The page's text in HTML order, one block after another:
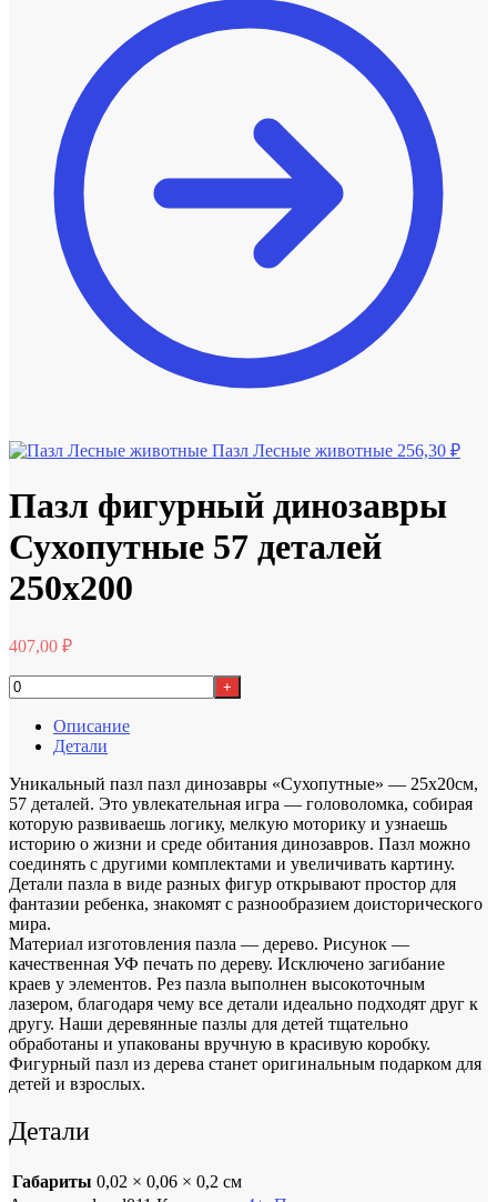
Пазл Лесные животные 256,30 ₽
Пазл фигурный динозавры
Сухопутные 57 деталей
250х200
407,00 ₽
+
Описание
Детали
Уникальный пазл пазл динозавры «Сухопутные» — 25х20см,
57 деталей. Это увлекательная игра — головоломка, собирая
которую развиваешь логику, мелкую моторику и узнаешь
историю о жизни и среде обитания динозавров. Пазл можно
соединять с другими комплектами и увеличивать картину.
Детали пазла в виде разных фигур открывают простор для
фантазии ребенка, знакомят с разнообразием доисторического
мира.
Материал изготовления пазла — дерево. Рисунок —
качественная УФ печать по дереву. Исключено загибание
краев у элементов. Рез пазла выполнен высокоточным
лазером, благодаря чему все детали идеально подходят друг к
другу. Наши деревянные пазлы для детей тщательно
обработаны и упакованы вручную в красивую коробку.
Фигурный пазл из дерева станет оригинальным подарком для
детей и взрослых.
Детали
Габариты 0,02 × 0,06 × 0,2 см